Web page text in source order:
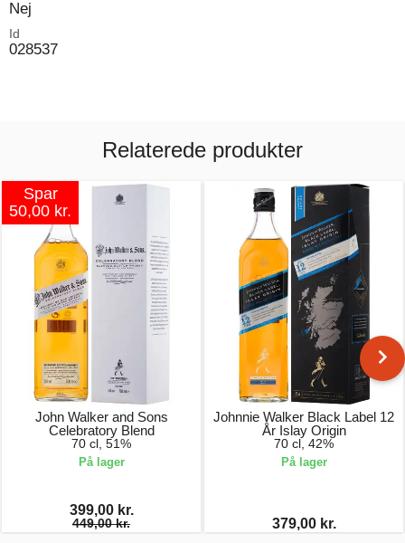
Nej
Id
028537
Relaterede produkter
Spar
50,00 kr.
John Walker and Sons
Celebratory Blend
70 cl, 51%
På lager
399,00 kr.
449,00 kr.
Johnnie Walker Black Label 12
År Islay Origin
70 cl, 42%
På lager
379,00 kr.